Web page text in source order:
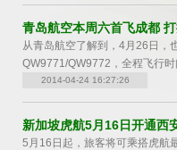
青岛航空本周六首飞成都
从青岛航空了解到，4月26日，
QW9771/QW9772，全程飞行时
2014-04-24 16:27:26
新加坡虎航5月16日开通西
5月16日起，旅客将可乘搭虎航